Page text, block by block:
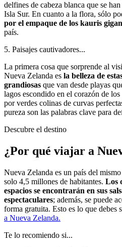
delfines de cabeza blanca que se
Isla Sur. En cuanto a la flora, sólo
por el empaque de los kauris
país.
5. Paisajes cautivadores...
La primera cosa que sorprende al
Nueva Zelanda es la belleza de
grandiosas que van desde playas
lagos escondido en el corazón de
por verdes colinas de curvas
pureza son las palabras clave para
Descubre el destino
¿Por qué viajar a
Nueva Zelanda es un país del
solo 4,5 millones de habitantes. Los
espacios se encontrarán en sus
espectaculares; además, se puede
forma gratuita. Esto es lo que debes
a Nueva Zelanda.
Te lo recomiendo si...